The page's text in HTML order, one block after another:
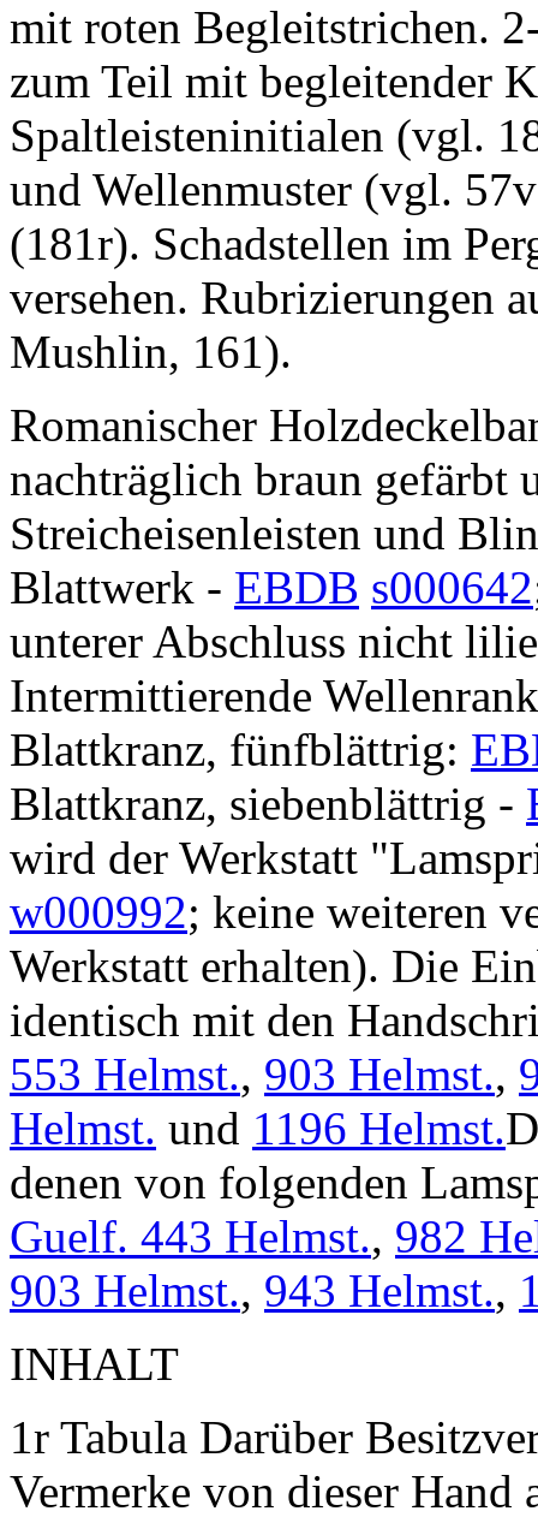
mit roten Begleitstrichen.
zum Teil mit begleitender
Spaltleisteninitialen (vgl.
und Wellenmuster (vgl.
(181r). Schadstellen im
versehen. Rubrizierungen
Mushlin, 161).
Romanischer
nachträglich braun gefärbt
Streicheisenleisten und
Blattwerk - EBDB s000642
unterer Abschluss nicht
Intermittierende
Blattkranz, fünfblättrig:
Blattkranz, siebenblättrig -
wird der Werkstatt
w000992; keine weiteren
Werkstatt erhalten). Die
identisch mit den
553 Helmst., 903 Helmst.,
Helmst. und 1196 Helmst.
denen von folgenden
Guelf. 443 Helmst., 982
903 Helmst., 943 Helmst.,
INHALT
1r Tabula Darüber
Vermerke von dieser Hand